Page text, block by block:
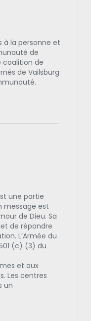
à la personne et
de
coalition de
de Vailsburg
une partie
message est
de Dieu. Sa
de répondre
L’Armée du
(c) (3) du
et aux
Les centres
un